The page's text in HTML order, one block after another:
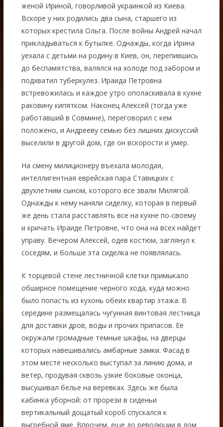
женой Ириной, говорливой украинкой из Киева.
Вскоре у них родились два сына, старшего из
которых крестила Ольга. После войны Андрей начал
прикладываться к бутылке. Однажды, когда Ирина
уехала с детьми на родину в Киев, он, перепившись
до беспамятства, валялся на холоде под забором и
подхватил туберкулез. Ираида Петровна
встревожилась и каждое утро ополаскивала в кухне
раковину кипятком. Наконец Алексей (тогда уже
работавший в Совмине), переговорил с кем
положено, и Андрееву семью без лишних дискуссий
выселили в другой дом, где он вскорости и умер.
На смену милиционеру въехала молодая,
интеллигентная еврейская пара Ставицких с
двухлетним сыном, которого все звали Милягой.
Однажды к нему наняли сиделку, которая в первый
же день стала расставлять все на кухне по-своему
и кричать Ираиде Петровне, что она на всех найдет
управу. Вечером Алексей, одев костюм, заглянул к
соседям, и больше эта сиделка не появлялась.
К торцевой стене лестничной клетки примыкало
обширное помещение черного хода, куда можно
было попасть из кухонь обеих квартир этажа. В
середине размещалась чугунная винтовая лестница
для доставки дров, воды и прочих припасов. Ее
окружали громадные темные шкафы, на дверцы
которых навешивались амбарные замки. Фасад в
этом месте несколько выступал за линию дома, и
ветер, продувая сквозь узкие боковые оконца,
высушивал белье на веревках. Здесь же была
кабинка уборной: от прорези в сиденьи
вертикальный дощатый короб спускался к
выгребной яме. Впрочем, еще до революции в дом